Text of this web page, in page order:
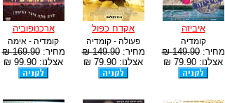
איביזה
קומדיה
מחיר:149.90 ₪
אצלנו: 79.90 ₪
אקדח כפול
פעולה - קומדיה
מחיר:149.90 ₪
אצלנו: 79.90 ₪
ארכנופוביה
קומדיה - אימה
מחיר:169.90 ₪
אצלנו: 99.90 ₪